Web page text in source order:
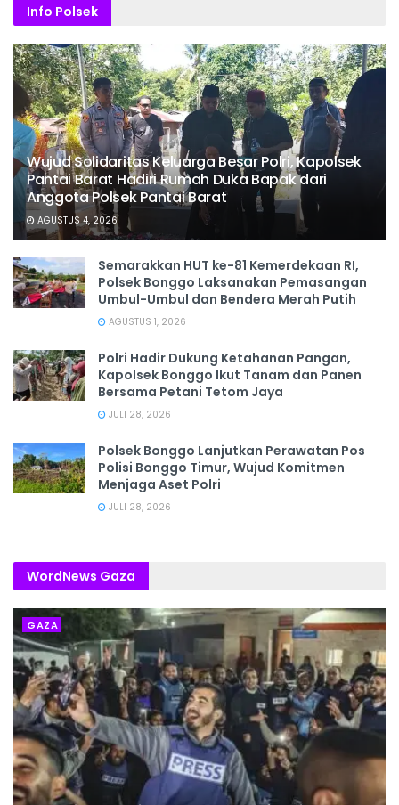
Info Polsek
Wujud Solidaritas Keluarga Besar Polri, Kapolsek
Pantai Barat Hadiri Rumah Duka Bapak dari
Anggota Polsek Pantai Barat
AGUSTUS 4, 2026
Semarakkan HUT ke-81 Kemerdekaan RI,
Polsek Bonggo Laksanakan Pemasangan
Umbul-Umbul dan Bendera Merah Putih
AGUSTUS 1, 2026
Polri Hadir Dukung Ketahanan Pangan,
Kapolsek Bonggo Ikut Tanam dan Panen
Bersama Petani Tetom Jaya
JULI 28, 2026
Polsek Bonggo Lanjutkan Perawatan Pos
Polisi Bonggo Timur, Wujud Komitmen
Menjaga Aset Polri
JULI 28, 2026
WordNews Gaza
GAZA